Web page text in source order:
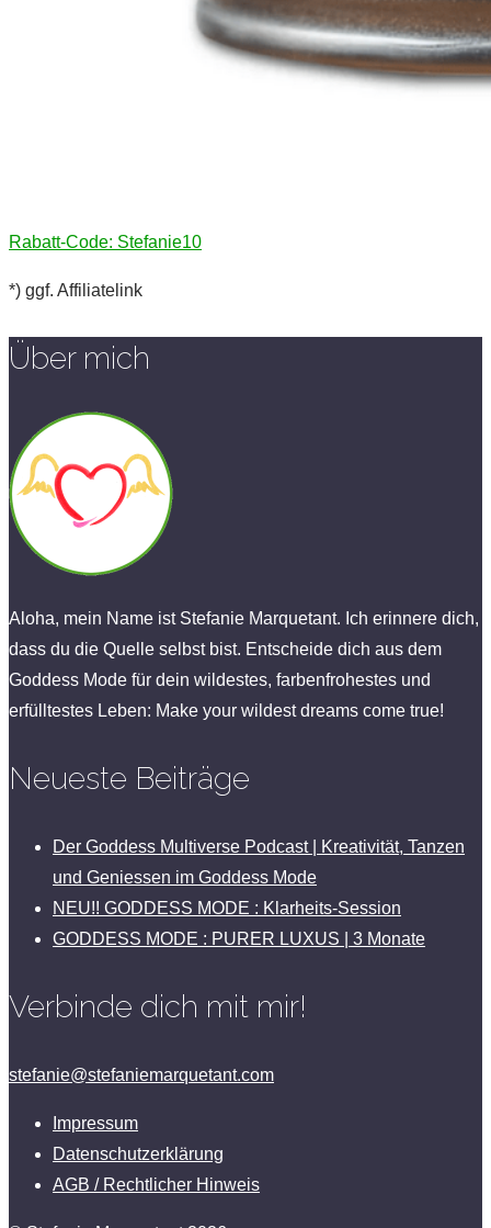
Rabatt-Code: Stefanie10
*) ggf. Affiliatelink
Über mich
Aloha, mein Name ist Stefanie Marquetant. Ich erinnere dich,
dass du die Quelle selbst bist. Entscheide dich aus dem
Goddess Mode für dein wildestes, farbenfrohestes und
erfülltestes Leben: Make your wildest dreams come true!
Neueste Beiträge
Der Goddess Multiverse Podcast | Kreativität, Tanzen
und Geniessen im Goddess Mode
NEU!! GODDESS MODE : Klarheits-Session
GODDESS MODE : PURER LUXUS | 3 Monate
Verbinde dich mit mir!
stefanie@stefaniemarquetant.com
Impressum
Datenschutzerklärung
AGB / Rechtlicher Hinweis